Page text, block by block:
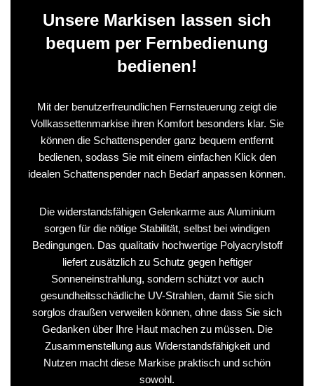
Unsere Markisen lassen sich
bequem per Fernbedienung
bedienen!
Mit der benutzerfreundlichen Fernsteuerung zeigt die
Vollkassettenmarkise ihren Komfort besonders klar. Sie
können die Schattenspender ganz bequem entfernt
bedienen, sodass Sie mit einem einfachen Klick den
idealen Schattenspender nach Bedarf anpassen können.
Die widerstandsfähigen Gelenkarme aus Aluminium
sorgen für die nötige Stabilität, selbst bei windigen
Bedingungen. Das qualitativ hochwertige Polyacrylstoff
liefert zusätzlich zu Schutz gegen heftiger
Sonneneinstrahlung, sondern schützt vor auch
gesundheitsschädliche UV-Strahlen, damit Sie sich
sorglos draußen verweilen können, ohne dass Sie sich
Gedanken über Ihre Haut machen zu müssen. Die
Zusammenstellung aus Widerstandsfähigkeit und
Nutzen macht diese Markise praktisch und schön
sowohl.